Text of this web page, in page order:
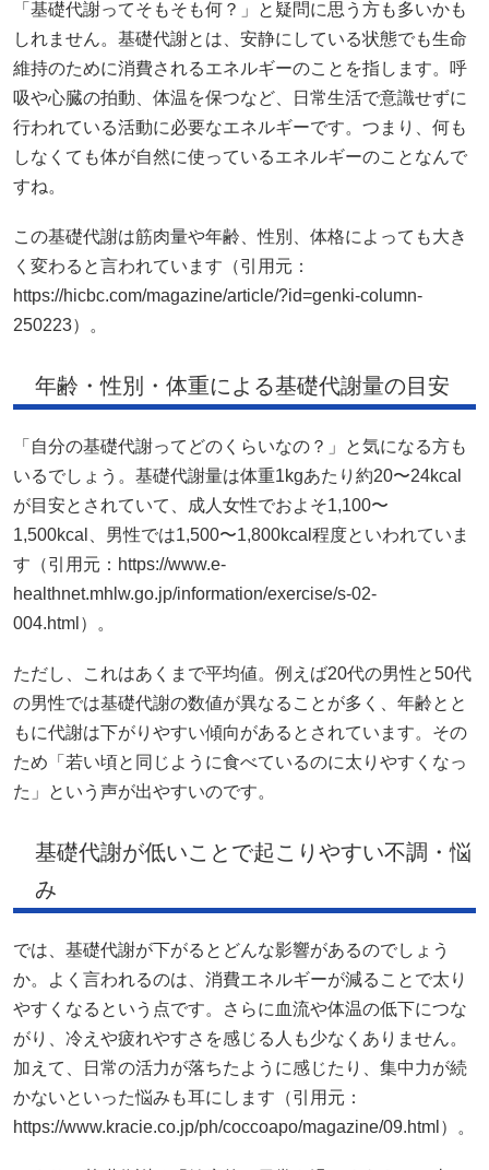
「基礎代謝ってそもそも何？」と疑問に思う方も多いかも
しれません。基礎代謝とは、安静にしている状態でも生命
維持のために消費されるエネルギーのことを指します。呼
吸や心臓の拍動、体温を保つなど、日常生活で意識せずに
行われている活動に必要なエネルギーです。つまり、何も
しなくても体が自然に使っているエネルギーのことなんで
すね。
この基礎代謝は筋肉量や年齢、性別、体格によっても大き
く変わると言われています（引用元：
https://hicbc.com/magazine/article/?id=genki-column-
250223）。
年齢・性別・体重による基礎代謝量の目安
「自分の基礎代謝ってどのくらいなの？」と気になる方も
いるでしょう。基礎代謝量は体重1kgあたり約20〜24kcal
が目安とされていて、成人女性でおよそ1,100〜
1,500kcal、男性では1,500〜1,800kcal程度といわれていま
す（引用元：https://www.e-
healthnet.mhlw.go.jp/information/exercise/s-02-
004.html）。
ただし、これはあくまで平均値。例えば20代の男性と50代
の男性では基礎代謝の数値が異なることが多く、年齢とと
もに代謝は下がりやすい傾向があるとされています。その
ため「若い頃と同じように食べているのに太りやすくなっ
た」という声が出やすいのです。
基礎代謝が低いことで起こりやすい不調・悩
み
では、基礎代謝が下がるとどんな影響があるのでしょう
か。よく言われるのは、消費エネルギーが減ることで太り
やすくなるという点です。さらに血流や体温の低下につな
がり、冷えや疲れやすさを感じる人も少なくありません。
加えて、日常の活力が落ちたように感じたり、集中力が続
かないといった悩みも耳にします（引用元：
https://www.kracie.co.jp/ph/coccoapo/magazine/09.html）。